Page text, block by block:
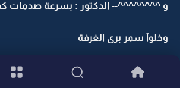
و ^^^^^^^^-- الدكتور : بسرعة صدمات
وخلوآ سمر برى الغرفة
هناك قعدت تصيح ين الممرآت وتقول : آنـآ